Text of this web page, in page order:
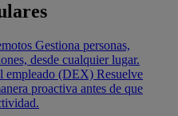
Gestiona personas,
desde cualquier lugar.
empleado (DEX) Resuelve
proactiva antes de que